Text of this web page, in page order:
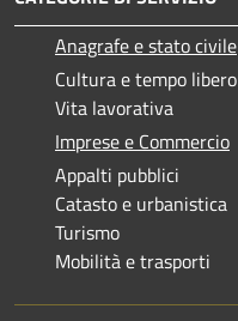
Anagrafe e stato civile
Cultura e tempo libero
Vita lavorativa
Imprese e Commercio
Appalti pubblici
Catasto e urbanistica
Turismo
Mobilità e trasporti